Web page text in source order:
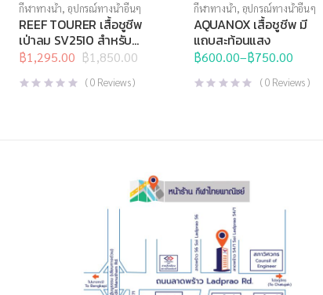
กีฬาทางน้ำ, อุปกรณ์ทางน้ำอื่นๆ
REEF TOURER เสื้อชูชีพ
เป่าลม SV2510 สำหรับ
เด็ก
฿1,850.00
Original
price
was:
฿1,295.00
Current
price
is:
(0 Reviews )
กีฬาทางน้ำ, อุปกรณ์ทางน้ำอื่นๆ
AQUANOX เสื้อชูชีพ มี
แถบสะท้อนแสง
฿600.00–฿750.00
Price
range:
฿600.00
(0 Reviews )